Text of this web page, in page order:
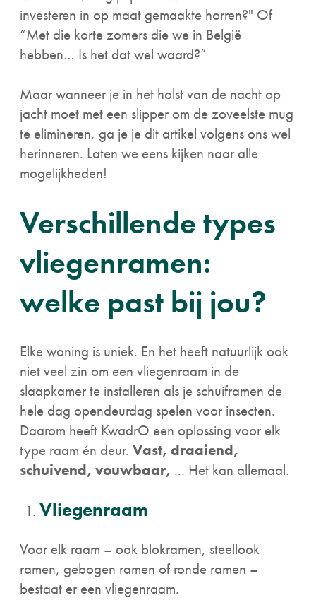
investeren in op maat gemaakte horren?" Of
“Met die korte zomers die we in België
hebben… Is het dat wel waard?”
Maar wanneer je in het holst van de nacht op
jacht moet met een slipper om de zoveelste mug
te elimineren, ga je je dit artikel volgens ons wel
herinneren. Laten we eens kijken naar alle
mogelijkheden!
Verschillende types
vliegenramen:
welke past bij jou?
Elke woning is uniek. En het heeft natuurlijk ook
niet veel zin om een vliegenraam in de
slaapkamer te installeren als je schuiframen de
hele dag opendeurdag spelen voor insecten.
Daarom heeft KwadrO een oplossing voor elk
type raam én deur. Vast, draaiend,
schuivend, vouwbaar, ... Het kan allemaal.
Vliegenraam
Voor elk raam – ook blokramen, steellook
ramen, gebogen ramen of ronde ramen –
bestaat er een vliegenraam.